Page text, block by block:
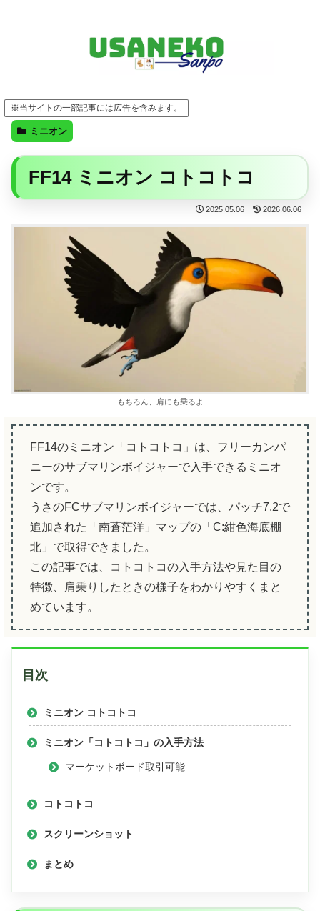
※当サイトの一部記事には広告を含みます。
ミニオン
FF14 ミニオン コトコトコ
2025.05.06 2026.06.06
もちろん、肩にも乗るよ
FF14のミニオン「コトコトコ」は、フリーカンパ
ニーのサブマリンボイジャーで入手できるミニオ
ンです。
うさのFCサブマリンボイジャーでは、パッチ7.2で
追加された「南蒼茫洋」マップの「C:紺色海底棚
北」で取得できました。
この記事では、コトコトコの入手方法や見た目の
特徴、肩乗りしたときの様子をわかりやすくまと
めています。
目次
ミニオン コトコトコ
ミニオン「コトコトコ」の入手方法
マーケットボード取引可能
コトコトコ
スクリーンショット
まとめ